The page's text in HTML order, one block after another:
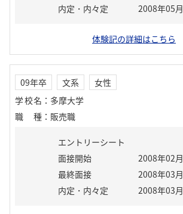
内定・内々定
2008年05月
体験記の詳細はこちら
09年卒 文系
女性
学校名 ： 多摩大学
職種 ： 販売職
エントリーシート
面接開始
2008年02月
最終面接
2008年03月
内定・内々定
2008年03月